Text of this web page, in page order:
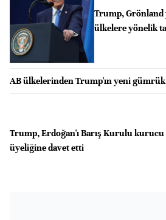
Trump, Grönland
ülkelere yönelik
AB ülkelerinden Trump'ın yeni
Trump, Erdoğan'ı Barış Kurulu kurucu
üyeliğine davet etti